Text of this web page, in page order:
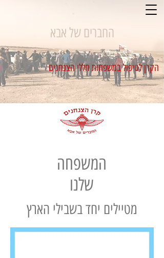
הקרן לטיפול במשפחות חללי הצנחנים
החברים של אבא
המשפחה
שלנו
מטיילים יחד בשבילי הארץ